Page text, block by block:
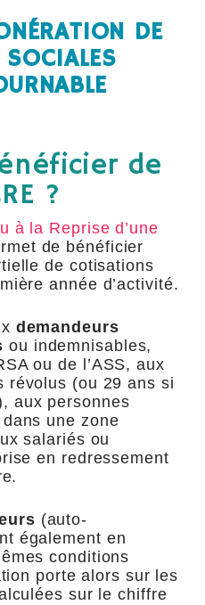
DE
SOCIALES
de
?
à la Reprise d’une
de bénéficier
de cotisations
année d’activité.
demandeurs
ou indemnisables,
ou de l’ASS, aux
révolus (ou 29 ans si
aux personnes
une zone
salariés ou
en redressement
(auto-
également en
conditions
porte alors sur les
sur le chiffre